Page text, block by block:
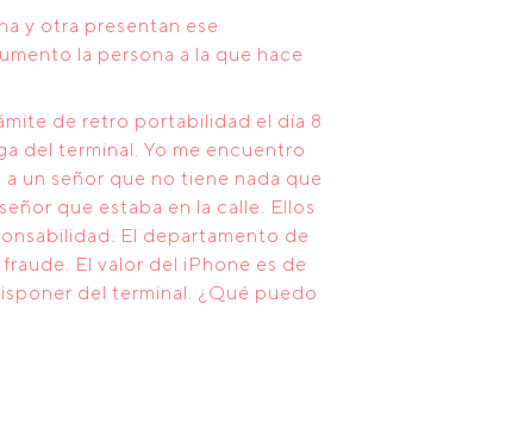
y otra presentan ese
la persona a la que hace
de retro portabilidad el día 8
del terminal. Yo me encuentro
un señor que no tiene nada que
que estaba en la calle. Ellos
El departamento de
El valor del iPhone es de
del terminal. ¿Qué puedo